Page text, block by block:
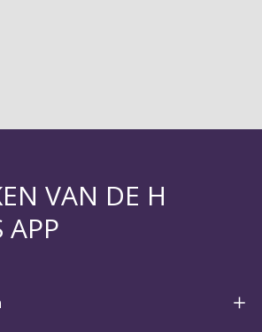
VAN DE H
APP